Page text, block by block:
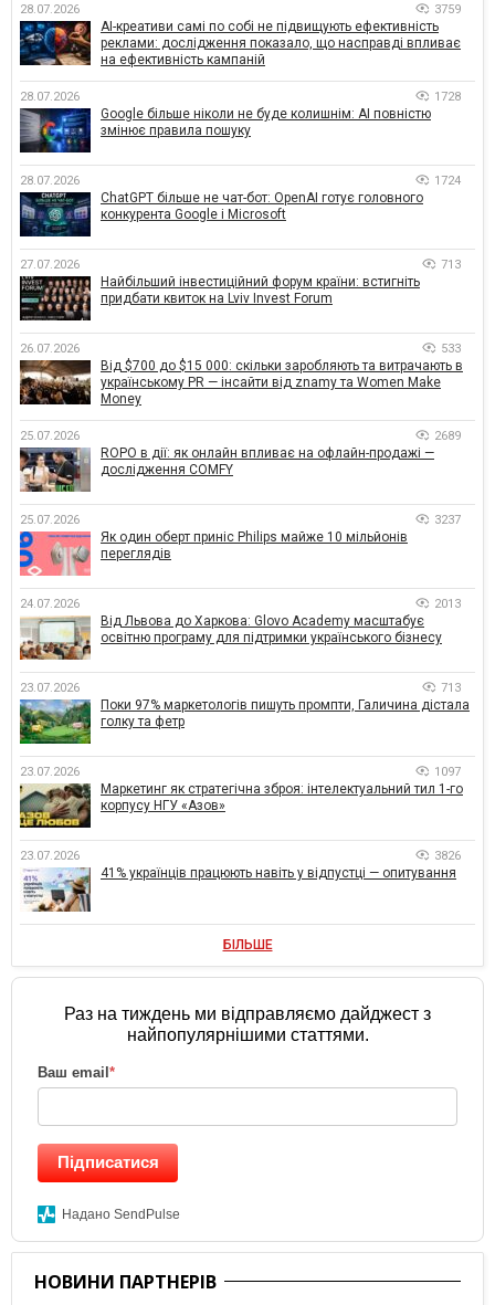
28.07.2026 3759
AI-креативи самі по собі не підвищують ефективність
реклами: дослідження показало, що насправді впливає
на ефективність кампаній
28.07.2026 1728
Google більше ніколи не буде колишнім: AI повністю
змінює правила пошуку
28.07.2026 1724
ChatGPT більше не чат-бот: OpenAI готує головного
конкурента Google і Microsoft
27.07.2026 713
Найбільший інвестиційний форум країни: встигніть
придбати квиток на Lviv Invest Forum
26.07.2026 533
Від $700 до $15 000: скільки заробляють та витрачають в
українському PR — інсайти від znamy та Women Make
Money
25.07.2026 2689
ROPO в дії: як онлайн впливає на офлайн-продажі —
дослідження COMFY
25.07.2026 3237
Як один оберт приніс Philips майже 10 мільйонів
переглядів
24.07.2026 2013
Від Львова до Харкова: Glovo Academy масштабує
освітню програму для підтримки українського бізнесу
23.07.2026 713
Поки 97% маркетологів пишуть промпти, Галичина дістала
голку та фетр
23.07.2026 1097
Маркетинг як стратегічна зброя: інтелектуальний тил 1-го
корпусу НГУ «Азов»
23.07.2026 3826
41% українців працюють навіть у відпустці — опитування
БІЛЬШЕ
Раз на тиждень ми відправляємо дайджест з
найпопулярнішими статтями.
Ваш email *
Підписатися
Надано SendPulse
НОВИНИ ПАРТНЕРІВ